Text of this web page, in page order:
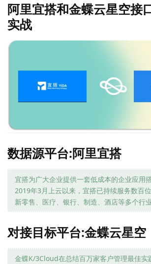
阿里宜搭和金蝶云星空接
实战
数据源平台:阿里宜搭
宜搭为广大企业提供一套低成本的企业应用
2019年3月上云以来，宜搭已持续服务数百
新零售、医疗、银行、制造、酒店等多个行业
对接目标平台:金蝶云星空
金蝶K/3Cloud在总结百万家客户管理最佳实